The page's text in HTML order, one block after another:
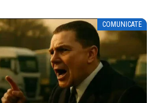
COMUNICATE